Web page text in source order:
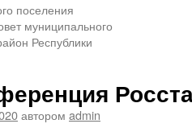
поселения
муниципального
Республики
автором admin